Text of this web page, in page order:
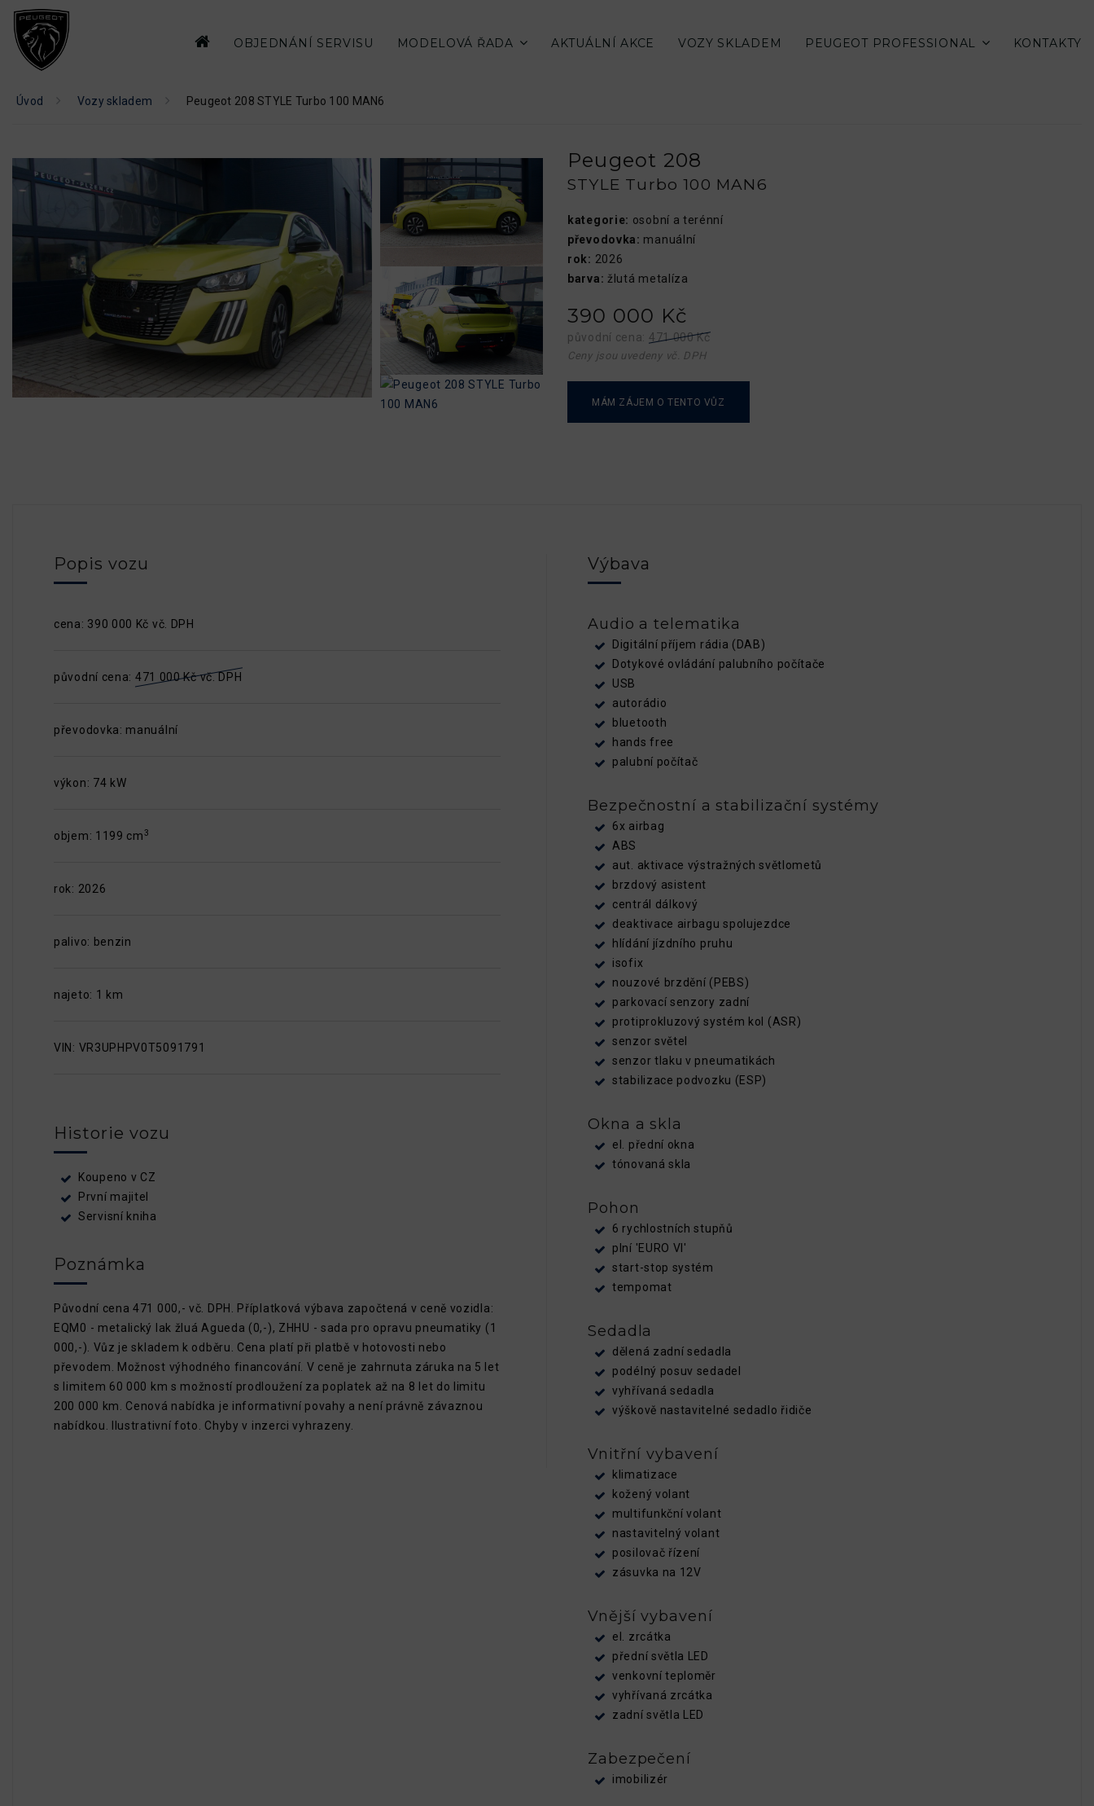
OBJEDNÁNÍ SERVISU MODELOVÁ ŘADA AKTUÁLNÍ AKCE VOZY SKLADEM PEUGEOT PROFESSIONAL KONTAKTY
Úvod Vozy skladem Peugeot 208 STYLE Turbo 100 MAN6
Peugeot 208
STYLE Turbo 100 MAN6
kategorie: osobní a terénní
převodovka: manuální
rok: 2026
barva: žlutá metalíza
390 000 Kč
původní cena: 471 000 Kč
Ceny jsou uvedeny vč. DPH
MÁM ZÁJEM O TENTO VŮZ
Popis vozu
cena: 390 000 Kč vč. DPH
původní cena: 471 000 Kč vč. DPH
převodovka: manuální
výkon: 74 kW
objem: 1199 cm3
rok: 2026
palivo: benzin
najeto: 1 km
VIN: VR3UPHPV0T5091791
Historie vozu
Koupeno v CZ
První majitel
Servisní kniha
Poznámka
Původní cena 471 000,- vč. DPH. Příplatková výbava započtená v ceně vozidla:
EQM0 - metalický lak žluá Agueda (0,-), ZHHU - sada pro opravu pneumatiky (1
000,-). Vůz je skladem k odběru. Cena platí při platbě v hotovosti nebo
převodem. Možnost výhodného financování. V ceně je zahrnuta záruka na 5 let
s limitem 60 000 km s možností prodloužení za poplatek až na 8 let do limitu
200 000 km. Cenová nabídka je informativní povahy a není právně závaznou
nabídkou. Ilustrativní foto. Chyby v inzerci vyhrazeny.
Výbava
Audio a telematika
Digitální příjem rádia (DAB)
Dotykové ovládání palubního počítače
USB
autorádio
bluetooth
hands free
palubní počítač
Bezpečnostní a stabilizační systémy
6x airbag
ABS
aut. aktivace výstražných světlometů
brzdový asistent
centrál dálkový
deaktivace airbagu spolujezdce
hlídání jízdního pruhu
isofix
nouzové brzdění (PEBS)
parkovací senzory zadní
protiprokluzový systém kol (ASR)
senzor světel
senzor tlaku v pneumatikách
stabilizace podvozku (ESP)
Okna a skla
el. přední okna
tónovaná skla
Pohon
6 rychlostních stupňů
plní 'EURO VI'
start-stop systém
tempomat
Sedadla
dělená zadní sedadla
podélný posuv sedadel
vyhřívaná sedadla
výškově nastavitelné sedadlo řidiče
Vnitřní vybavení
klimatizace
kožený volant
multifunkční volant
nastavitelný volant
posilovač řízení
zásuvka na 12V
Vnější vybavení
el. zrcátka
přední světla LED
venkovní teploměr
vyhřívaná zrcátka
zadní světla LED
Zabezpečení
imobilizér